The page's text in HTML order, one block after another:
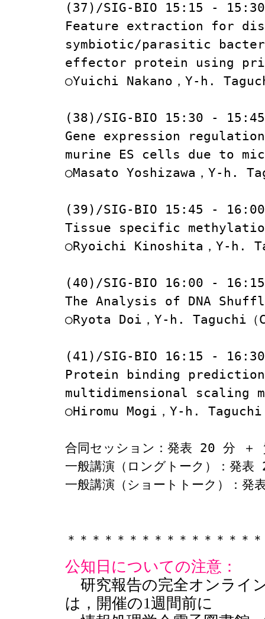
(37)/SIG-BIO 15:15 - 15:30
Feature extraction for
symbiotic/parasitic
effector protein using
○Yuichi Nakano，Y-h.
(38)/SIG-BIO 15:30 - 15:45
Gene expression
murine ES cells due to
○Masato Yoshizawa，Y-h.
(39)/SIG-BIO 15:45 - 16:00
Tissue specific
○Ryoichi Kinoshita，Y-h.
(40)/SIG-BIO 16:00 - 16:15
The Analysis of DNA
○Ryota Doi，Y-h. Taguchi（
(41)/SIG-BIO 16:15 - 16:30
Protein binding
multidimensional scaling
○Hiromu Mogi，Y-h.
合同セッション：発表 20 分 ＋
一般講演（ロングトーク）：発
一般講演（ショートトーク）：
＊＊＊＊＊＊＊＊＊＊＊＊＊＊
公知日についての注意：
研究報告の完全オンライ
は，開催の1週間前に